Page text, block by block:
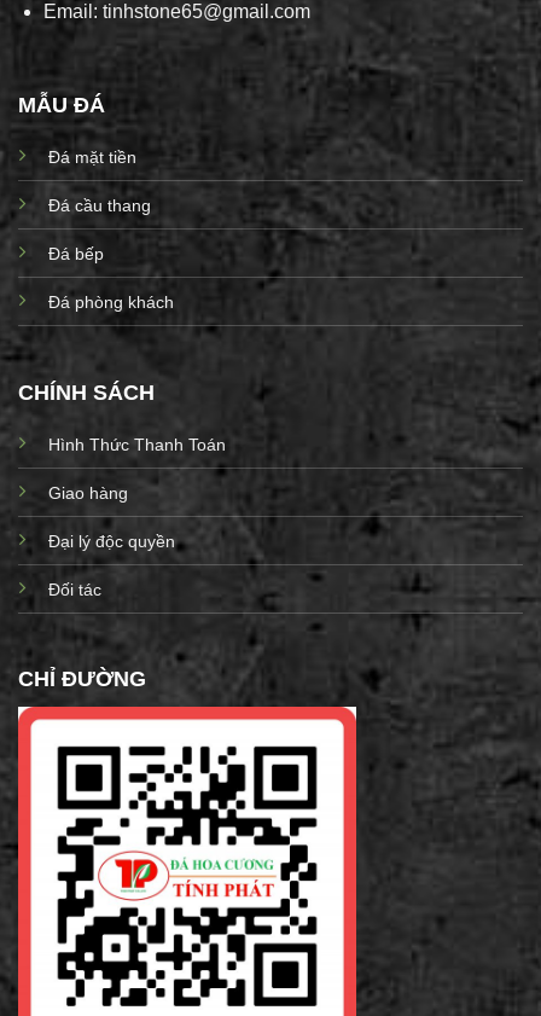
Email: tinhstone65@gmail.com
MẪU ĐÁ
Đá mặt tiền
Đá cầu thang
Đá bếp
Đá phòng khách
CHÍNH SÁCH
Hình Thức Thanh Toán
Giao hàng
Đại lý độc quyền
Đối tác
CHỈ ĐƯỜNG